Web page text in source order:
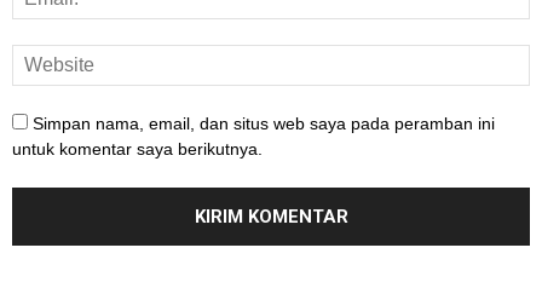
Simpan nama, email, dan situs web saya pada peramban ini
untuk komentar saya berikutnya.